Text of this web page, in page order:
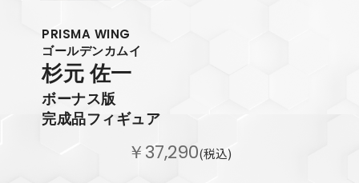
PRISMA WING
ゴールデンカムイ
杉元 佐一
ボーナス版
完成品フィギュア
￥37,290(税込)